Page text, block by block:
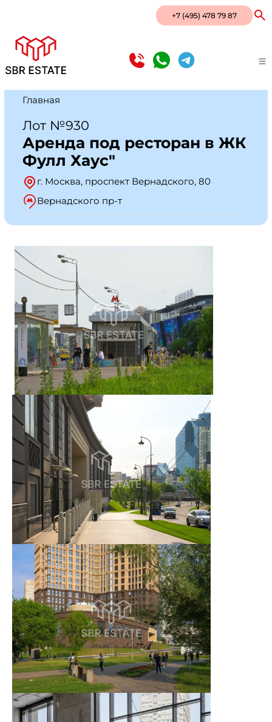
+7 (495) 478 79 87
Главная
Лот №930
Аренда под ресторан в ЖК
Фулл Хаус"
г. Москва, проспект Вернадского, 80
Вернадского пр-т